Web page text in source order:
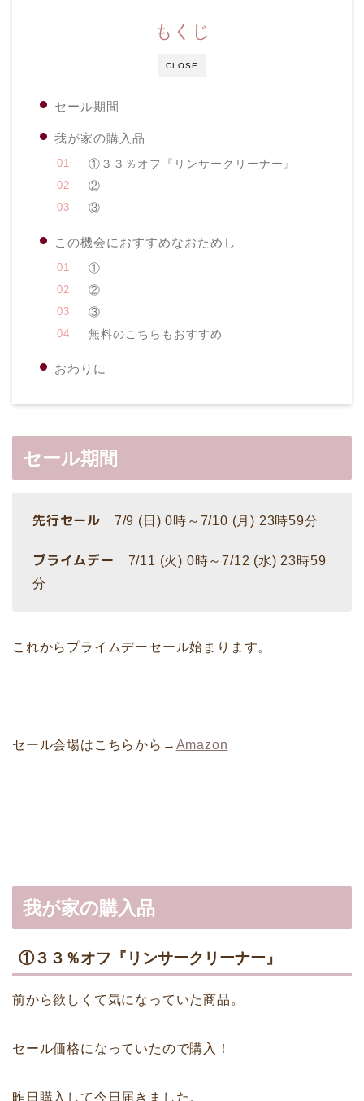
CLOSE
もくじ
セール期間
我が家の購入品
①３３％オフ『リンサークリーナー』
②
③
この機会におすすめなおためし
①
②
③
無料のこちらもおすすめ
おわりに
セール期間
先行セール 7/9 (日) 0時～7/10 (月) 23時59分
プライムデー
7/11 (火) 0時～7/12 (水) 23時59
分
これからプライムデーセール始まります。
セール会場はこちらから→ Amazon
我が家の購入品
①３３％オフ『リンサークリーナー』
前から欲しくて気になっていた商品。
セール価格になっていたので購入！
昨日購入して今日届きました。